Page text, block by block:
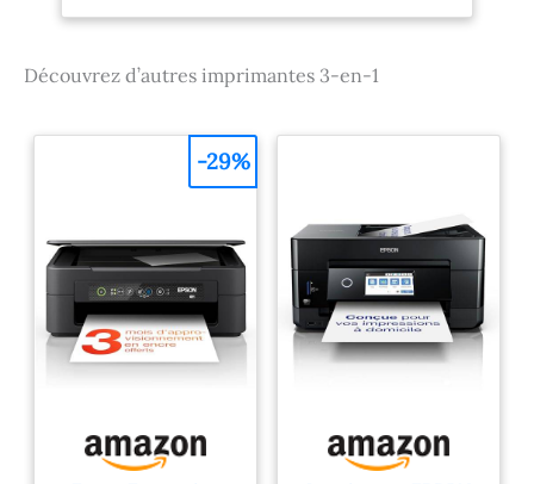
la mémoire: 64 MB Plate-
2.0
Découvrez d’autres imprimantes 3-en-1
-29%